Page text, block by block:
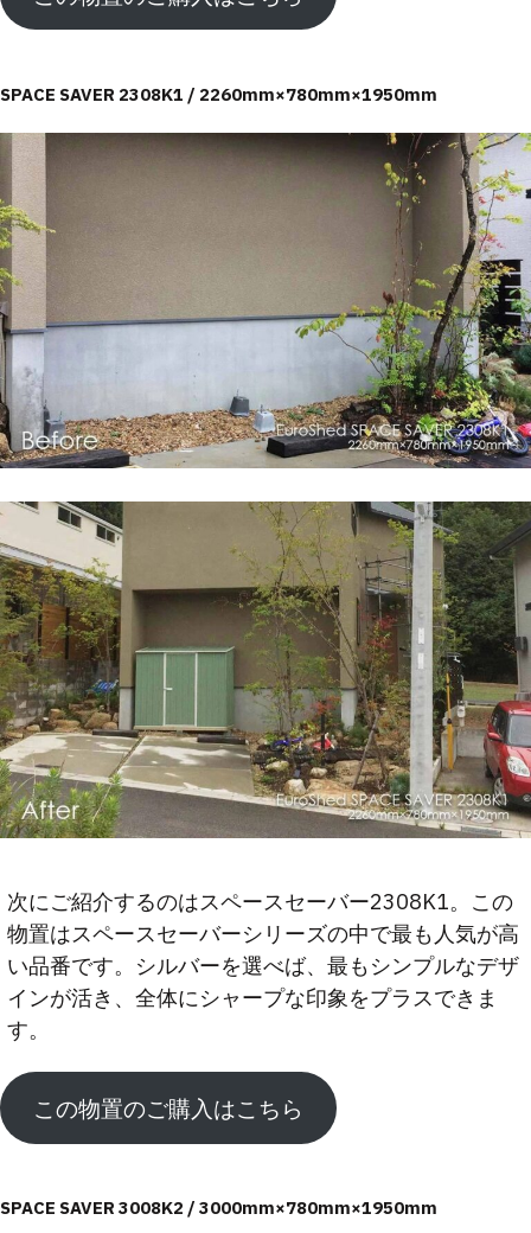
SPACE SAVER 2308K1 / 2260mm×780mm×1950mm
次にご紹介するのはスペースセーバー2308K1。この
物置はスペースセーバーシリーズの中で最も人気が高
い品番です。シルバーを選べば、最もシンプルなデザ
インが活き、全体にシャープな印象をプラスできま
す。
この物置のご購入はこちら
SPACE SAVER 3008K2 / 3000mm×780mm×1950mm